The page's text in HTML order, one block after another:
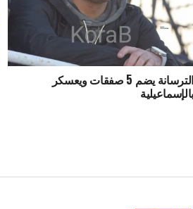
الترسانة يضم 5 صفقات ويعسكر
بالإسماعيلية